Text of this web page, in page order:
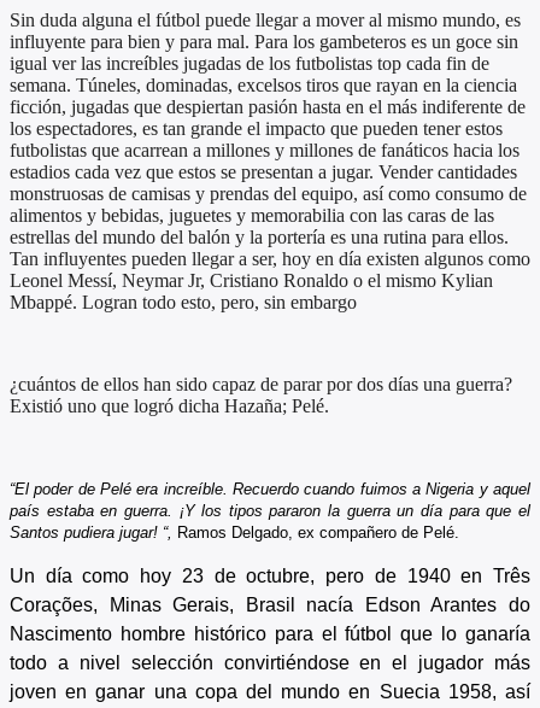
Sin duda alguna el fútbol puede llegar a mover al mismo mundo, es
influyente para bien y para mal. Para los gambeteros es un goce sin
igual ver las increíbles jugadas de los futbolistas top cada fin de
semana. Túneles, dominadas, excelsos tiros que rayan en la ciencia
ficción, jugadas que despiertan pasión hasta en el más indiferente de
los espectadores, es tan grande el impacto que pueden tener estos
futbolistas que acarrean a millones y millones de fanáticos hacia los
estadios cada vez que estos se presentan a jugar. Vender cantidades
monstruosas de camisas y prendas del equipo, así como consumo de
alimentos y bebidas, juguetes y memorabilia con las caras de las
estrellas del mundo del balón y la portería es una rutina para ellos.
Tan influyentes pueden llegar a ser, hoy en día existen algunos como
Leonel Messí, Neymar Jr, Cristiano Ronaldo o el mismo Kylian
Mbappé. Logran todo esto, pero, sin embargo
¿cuántos de ellos han sido capaz de parar por dos días una guerra?
Existió uno que logró dicha Hazaña; Pelé.
“El poder de Pelé era increíble. Recuerdo cuando fuimos a Nigeria y aquel
país estaba en guerra. ¡Y los tipos pararon la guerra un día para que el
Santos pudiera jugar! “, Ramos Delgado, ex compañero de Pelé.
Un día como hoy 23 de octubre, pero de 1940 en Três
Corações, Minas Gerais, Brasil nacía Edson Arantes do
Nascimento​ hombre histórico para el fútbol que lo ganaría
todo a nivel selección convirtiéndose en el jugador más
joven en ganar una copa del mundo en Suecia 1958, así